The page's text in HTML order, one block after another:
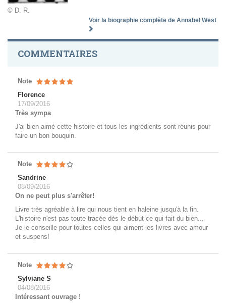
© D. R.
Voir la biographie complète de Annabel West
COMMENTAIRES
Note
Florence
17/09/2016
Très sympa
J'ai bien aimé cette histoire et tous les ingrédients sont réunis pour
faire un bon bouquin.
Note
Sandrine
08/09/2016
On ne peut plus s'arrêter!
Livre très agréable à lire qui nous tient en haleine jusqu'à la fin.
L'histoire n'est pas toute tracée dès le début ce qui fait du bien...
Je le conseille pour toutes celles qui aiment les livres avec amour
et suspens!
Note
Sylviane S
04/08/2016
Intéressant ouvrage !